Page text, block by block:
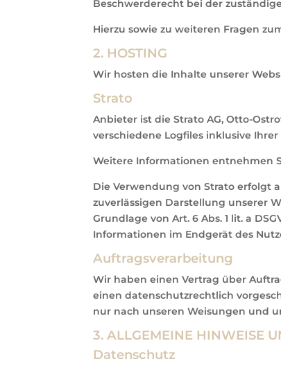
Beschwerderecht bei der
Hierzu sowie zu weiteren Fragen
2. HOSTING
Wir hosten die Inhalte unserer
Strato
Anbieter ist die Strato AG, Otto-
verschiedene Logfiles inklusive Ihrer
Weitere Informationen entnehmen
Die Verwendung von Strato erfolgt
zuverlässigen Darstellung unserer
Grundlage von Art. 6 Abs. 1 lit. a
Informationen im Endgerät des
Auftragsverarbeitung
Wir haben einen Vertrag über
einen datenschutzrechtlich
nur nach unseren Weisungen und
3. ALLGEMEINE HINWEISE
Datenschutz